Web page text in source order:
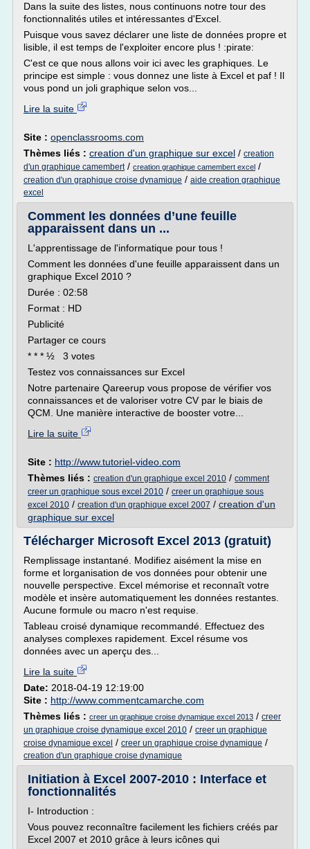
Dans la suite des listes, nous continuons notre tour des
fonctionnalités utiles et intéressantes d'Excel.
Puisque vous savez déclarer une liste de données propre et
lisible, il est temps de l'exploiter encore plus ! :pirate:
C'est ce que nous allons voir ici avec les graphiques. Le
principe est simple : vous donnez une liste à Excel et paf ! Il
vous pond un joli graphique selon vos...
Lire la suite
Site : openclassrooms.com
Thèmes liés : creation d'un graphique sur excel / creation
d'un graphique camembert/ creation graphique camembert excel /
creation d'un graphique croise dynamique / aide creation graphique
excel
Comment les données d’une feuille
apparaissent dans un ...
L'apprentissage de l'informatique pour tous !
Comment les données d'une feuille apparaissent dans un
graphique Excel 2010 ?
Durée : 02:58
Format : HD
Publicité
Partager ce cours
* * * ½ 3 votes
Testez vos connaissances sur Excel
Notre partenaire Qareerup vous propose de vérifier vos
connaissances et de valoriser votre CV par le biais de
QCM. Une manière interactive de booster votre...
Lire la suite
Site : http://www.tutoriel-video.com
Thèmes liés : creation d'un graphique excel 2010 / comment
creer un graphique sous excel 2010 / creer un graphique sous
excel 2010 / creation d'un graphique excel 2007 / creation d'un
graphique sur excel
Télécharger Microsoft Excel 2013 (gratuit)
Remplissage instantané. Modifiez aisément la mise en
forme et lorganisation de vos données pour obtenir une
nouvelle perspective. Excel mémorise et reconnaît votre
modèle et insère automatiquement les données restantes.
Aucune formule ou macro n'est requise.
Tableau croisé dynamique recommandé. Effectuez des
analyses complexes rapidement. Excel résume vos
données avec un aperçu des...
Lire la suite
Date: 2018-04-19 12:19:00
Site : http://www.commentcamarche.com
Thèmes liés : creer un graphique croise dynamique excel 2013 / creer
un graphique croise dynamique excel 2010 / creer un graphique
croise dynamique excel / creer un graphique croise dynamique /
creation d'un graphique croise dynamique
Initiation à Excel 2007-2010 : Interface et
fonctionnalités
I- Introduction :
Vous pouvez reconnaître facilement les fichiers créés par
Excel 2007 et 2010 grâce à leurs icônes qui